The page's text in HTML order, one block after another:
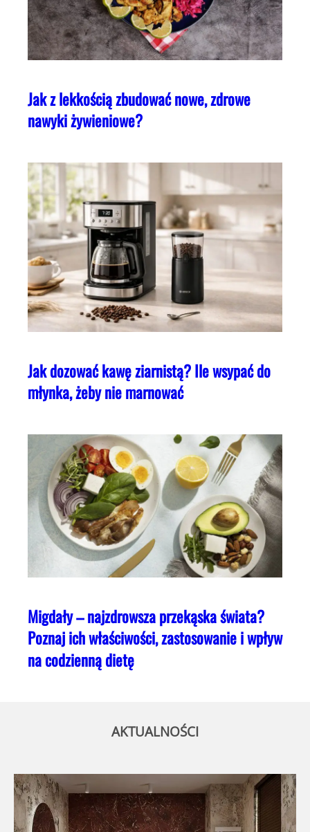
Jak z lekkością zbudować nowe, zdrowe
nawyki żywieniowe?
Jak dozować kawę ziarnistą? Ile wsypać do
młynka, żeby nie marnować
Migdały – najzdrowsza przekąska świata?
Poznaj ich właściwości, zastosowanie i wpływ
na codzienną dietę
AKTUALNOŚCI